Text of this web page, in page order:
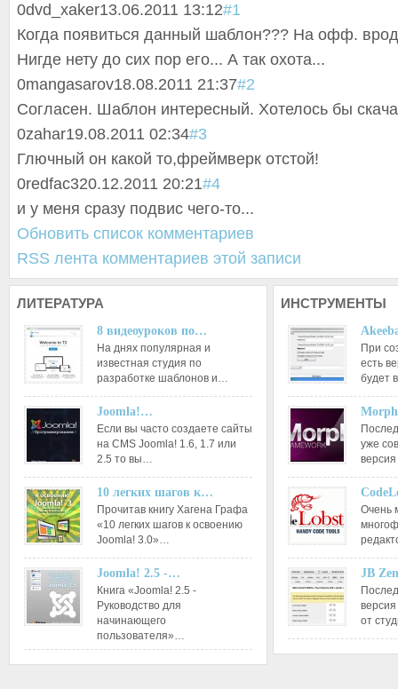
0dvd_xaker13.06.2011 13:12#1
Когда появиться данный шаблон??? На офф.
Нигде нету до сих пор его... А так охота...
0mangasarov18.08.2011 21:37#2
Согласен. Шаблон интересный. Хотелось бы
0zahar19.08.2011 02:34#3
Глючный он какой то,фреймверк отстой!
0redfac320.12.2011 20:21#4
и у меня сразу подвис чего-то...
Обновить список комментариев
RSS лента комментариев этой записи
ЛИТЕРАТУРА
8 видеоуроков по…
На днях популярная и
известная студия по
разработке шаблонов и…
Joomla!…
Если вы часто создаете сайты
на CMS Joomla! 1.6, 1.7 или
2.5 то вы…
10 легких шагов к…
Прочитав книгу Хагена Графа
«10 легких шагов к освоению
Joomla! 3.0»…
Joomla! 2.5 -…
Книга «Joomla! 2.5 -
Руководство для
начинающего
пользователя»…
ИНСТРУМЕНТЫ
При
есть
будет
уже
Очень
JB
от